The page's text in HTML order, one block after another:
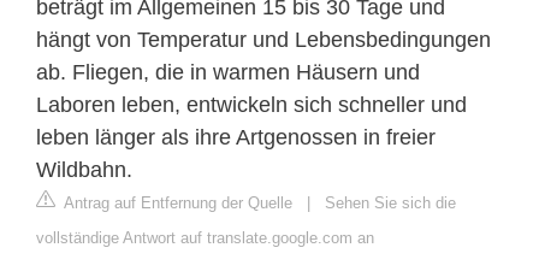
beträgt im Allgemeinen 15 bis 30 Tage und
hängt von Temperatur und Lebensbedingungen
ab. Fliegen, die in warmen Häusern und
Laboren leben, entwickeln sich schneller und
leben länger als ihre Artgenossen in freier
Wildbahn.
Antrag auf Entfernung der Quelle | Sehen Sie sich die
vollständige Antwort auf translate.google.com an